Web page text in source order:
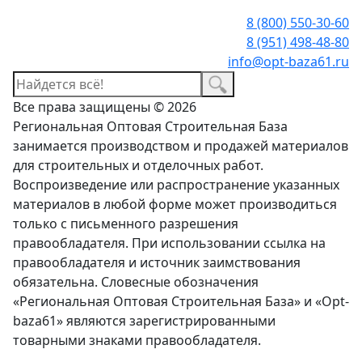
8 (800) 550-30-60
8 (951) 498-48-80
info@opt-baza61.ru
Все права защищены © 2026
Региональная Оптовая Строительная База
занимается производством и продажей материалов
для строительных и отделочных работ.
Воспроизведение или распространение указанных
материалов в любой форме может производиться
только с письменного разрешения
правообладателя. При использовании ссылка на
правообладателя и источник заимствования
обязательна. Словесные обозначения
«Региональная Оптовая Строительная База» и «Opt-
baza61» являются зарегистрированными
товарными знаками правообладателя.